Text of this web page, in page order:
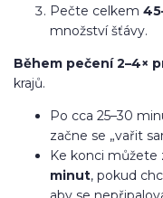
Pečte celkem
množství šťávy.
Během pečení 2–4×
krajů.
Po cca 25–30
začne se „vařit
Ke konci můžete
minut, pokud